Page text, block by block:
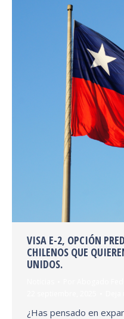
VISA E-2, OPCIÓN
CHILENOS QUE
UNIDOS.
¿Has pensado en